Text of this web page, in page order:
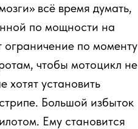
всё время думать,
по мощности на
по моменту
чтобы мотоцикл не
установить
Большой избыток
Ему становится